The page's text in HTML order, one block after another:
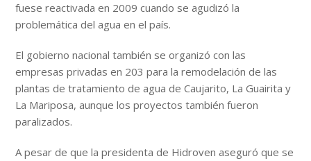
fuese reactivada en 2009 cuando se agudizó la
problemática del agua en el país.
El gobierno nacional también se organizó con las
empresas privadas en 203 para la remodelación de las
plantas de tratamiento de agua de Caujarito, La Guairita y
La Mariposa, aunque los proyectos también fueron
paralizados.
A pesar de que la presidenta de Hidroven aseguró que se